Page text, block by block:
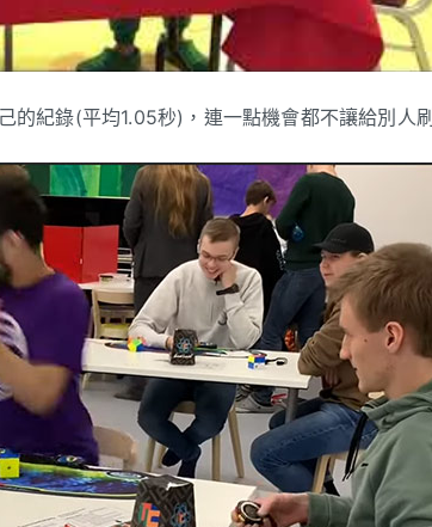
的紀錄(平均1.05秒)，連一點機會都不讓給別人刷